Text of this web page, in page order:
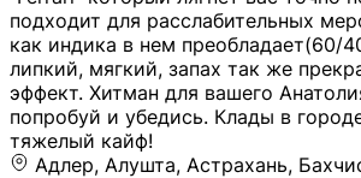
подходит для расслабительных
как индика в нем преобладает(60/
липкий, мягкий, запах так же
эффект. Хитман для вашего
попробуй и убедись. Клады в
тяжелый кайф!
Адлер, Алушта, Астрахань, Бахчисарай, Волгоград, Волжский, Евпатория, Екатеринбург, Ишимбай, Казань, Керчь, Копейск, Курск, Рыльск, Саки, Салават, Симферополь, Сочи, Старый Крым, Стерлитамак, Судак, Уфа, Феодосия, Хабаровск, Челябинск, Ялта, Джанкой, Новосибирск, Щёлкино, Санкт-Петербург, Мурманск, Сургут, Невинномысск, Черкесск, Усть-Лабинск, Геленджик, Ставрополь, Калуга, Елец, Лебедянь, Данков, Жуковский, Оренбург, Орск (Оренбургская область), Магнитогорск, Пермь, Зеленоград, Солнечногорск, Нижний Новгород, Лысково, Заволжье, Кстово, Балахна (Нижегородская область), Богородск, Бор (Нижегородская область), Саратов, Энгельс, Ижевск, Тюмень, Ростов-на-Дону, Шахты, Новочеркасск, Батайск, Аксай, Люберцы, Истра, Москва, Армавир, Краснодар, Магадан, Самара, Анапа, Славянск-на-Кубани, Чаплыгин, Липецк, Нижний Тагил, Орехово-Зуево, Усть-Джегута, Лянтор, Нефтеюганск, Пыть-Ях, Урень, Ветлуга, Шахунья, Новороссийск, Крымск, Тимашёвск, Тольятти, Воткинск, Звенигород, Руза, Можайск, Белгород, Воронеж, Соликамск, Нытва, Лысьва (Пермский край), Чусовой, Кунгур, Краснокамск, Миасс, Губаха, Тула, Новомосковск, Донской, Омск, Льгов, Мытищи, Королёв, Ивантеевка, Балашиха, Семилуки, Кудымкар, Старый Оскол, Оса (Пермский край), Одинцово (Московская область), Ханты-Мансийск, Лабинск, Темрюк, Курганинск, Белореченск (Краснодарский край), Алупкa, Губкин, Рязань, Калининград, Усть-Илимск, Фрязино, Минеральные Воды, Пятигорск, Кострома, Ярославль, Коркино, Верхняя Пышма, Подольск, Красноярск, Смоленск, Долгопрудный, Чебоксары, Калачинск, Канск, Киров (Кировская область), Вологда, Рославль, Владивосток, Обнинск, Балабаново (Калужская область), Малоярославец, Брянск, Видное, Ярцево, Вязьма, Гагарин, Приволжск, Фурманов, Чайковский, Кинешма, Горячий Ключ, Улан-Удэ, Туймазы, Дюртюли, Альметьевск, Нефтекамск, Хадыженск, Апшеронск, Майкоп, Уссурийск, Ульяновск, Гатчина, Луга (Ленинградская область), Надым, Ногинск, Электросталь, Железнодорожный (Московская область), Бутурлиновка, Кириллов, Краснознаменск (Калиниградская область), Мышкин, Томмот, Холм, Абакан, Абдулино, Агидель, Агрыз, Адыгейск, Азнакаево, Алатырь, Алдан, Алейск, Александров, Александровск, Алексеевка (Белгородская обл.), Алексин, Амурск, Анадырь, Ангарск, Андреаполь, Анжеро-Судженск, Анива, Апатиты, Арамиль, Ардон, Арзамас, Аркадак, Арсеньев, Артём, Артёмовский, Архангельск, Асбест, Асино, Аткарск, Ахтубинск, Аша, Бабаево (Вологодская область), Бавлы (Республика Татарстан), Байкальск, Бакал, Баксан, Балаклава, Балаково (Саратовская область), Балашов (Саратовская область), Балтийск, Барабинск, Барнаул, Барыш (Ульяновская область), Бежецк, Белая Калитва (Ростовская область), Белебей, Белогорск (Крым), Белозерск, Белокуриха, Беломорск, Белоозёрский (Московская область), Белорецк (Республика Башкортостан), Кызыл, Белоярский (Ханты-Мансийский АО), Бердск, Березники (Пермский край), Берёзовский (Кемеровская область), Берёзовский (Свердловская область), Беслан, Бийск, Бикин, Билибино, Биробиджан, Благовещенск (Амурская область), Благовещенск (Башкортостан), Бобров, Богородицк, Боготол, Богучар, Бокситогорск (Ленинградская область), Бологое (Тверская область), Болхов, Большой Камень (Приморский край), Борисоглебск (Воронежская область), Боровичи (Новгородская область), Боровск, Бородино, Братск, Бронницы (Московская область), Бугульма (Республика Татарстан), Бугуруслан (Оренбургская область), Буинск, Буй, Буйнакск, Валдай, Валуйки, Велиж, Великие Луки, Великий Новгород, Великий Устюг, Вельск, Венёв, Верещагино, Верхнеуральск, Верхний Уфалей, Верхняя Салда, Верхняя Тура, Весьегонск, Вилючинск, Вихоревка, Вичуга, Владикавказ, Волгодонск, Волгореченск, Володарск, Волосово, Волчанск, Вольск, Воркута, Ворсма, Всеволожск (Ленинградская область), Вуктыл, Выкса, Высоковск, Высоцк, Вытегра, Вышний Волочёк, Вяземский, Вязники, Вятские Поляны, Нея, Шилка, Гаврилов Посад, Гаврилов-Ям, Гай, Галич, Гдов, Голицыно, Горно-Алтайск, Горнозаводск, Горняк, Городец, Гороховец, Гремячинск, Грозный, Грязи, Грязовец, Губкинский, Гуково, Гулькевичи, Гурьевск (Калининградская область), Гурьевск (Кемеровская область), Гусев, Гусь-Хрустальный, Давлеканово, Далматово, Дальнегорск, Дегтярск, Дедовск, Демидов, Дербент, Десногорск, Дзержинск, Дзержинский (Московская область), Дивногорск, Димитровград, Дмитровск, Дно, Добрянка, Долинск, Домодедово, Донецк (ДНР), Дорогобуж, Дрезна, Дубна, Дудинка, Духовщина, Дятьково, Егорьевск, Елабуга, Елизово, Ельня (Будет изменено название), Емва, Енисейск, Ермолино, Ершов, Ессентуки, Ефремов, Железноводск, Железногорск (Красноярский край), Железногорск (Курская область), Железногорск-Илимский, Жигулёвск, Жиздра, Жирновск, Жуков, Жуковка, Заводоуковск, Заволжск, Задонск, Заинск, Заозёрный, Заозёрск, Западная Двина, Заполярный, Зарайск, Заречный (Пензенская область), Заречный (Свердловская область), Заринск, Звенигово, Зверево, Зеленогорск ( Ленинградская обл. ), Зеленоградск, Зеленодольск, Зеленокумск, Зерноград, Зима, Змеиногорск, Зубцов, Ивангород, Иваново, Ивдель, Избербаш, Изобильный, Иланский, Инза, Инкерман, Инта, Ипатово, Искитим, Йошкар-Ола, Кадников, Калач, Калач-на-Дону, Калининск, Калтан, Калязин, Камбарка, Каменка (Пензенская область), Каменногорск (Ленинградская область), Каменск-Уральский, Каменск-Шахтинский, Камень-на-Оби, Камешково, Камышин, Канаш, Кандалакша, Карабаново, Карабаш, Карачаевск, Каргат, Каргополь, Карпинск, Карталы, Касимов, Касли, Каспийск, Катав-Ивановск, Катайск, Качканар, Кашин, Кашира, Кемерово, Кемь, Кизел, Кизилюрт, Кизляр, Кимовск, Кимры, Кингисепп, Кинель, Киреевск, Киренск, Киржач, Кириши, Кирово-Чепецк, Кировск (Ленинградская область), Кировск (Мурманская область), Кирсанов, Киселёвск, Кисловодск, Климовск, Клинцы, Княгинино, Ковдор, Ковров, Когалым, Козельск, Козьмодемьянск, Кола, Кологрив, Колпашево, Колпино, Кольчугино, Комсомольск, Комсомольск-на-Амуре, Конаково, Кондопога, Кондрово, Константиновск, Кораблино, Кореновск, Корсаков, Коряжма, Костерёво, Костомукша, Котельники, Котельниково, Котельнич, Котлас, Котовск, Кохма, Красноармейск (Московская область), Краснозаводск, Краснознаменск (Московская область), Краснокаменск, Краснослободск (Волгоградская область), Краснотурьинск, Красноуральск, Красный Сулин, Кремёнки, Кропоткин, Кубинка, Кувшиново (Тверская область), Кудрово, Кулебаки, Кумертау, Курлово, Куровское, Куртамыш, Курчатов, Куса, Кушва, Кыштым, Лабытнанги, Лагань, Лаишево (Республика Татарстан), Лакинск, Лангепас, Лахденпохья, Ленинск-Кузнецкий, Ленск